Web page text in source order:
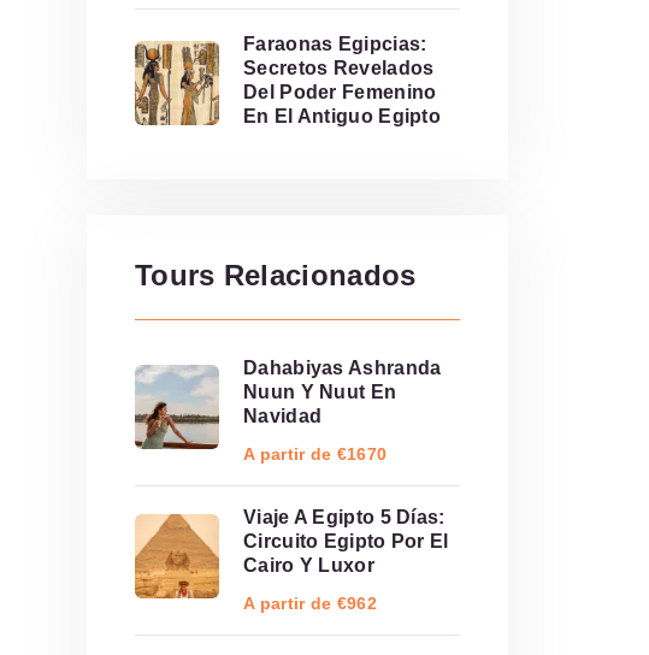
Faraonas Egipcias:
Secretos Revelados
Del Poder Femenino
En El Antiguo Egipto
Tours Relacionados
Dahabiyas Ashranda
Nuun Y Nuut En
Navidad
A partir de €1670
Viaje A Egipto 5 Días:
Circuito Egipto Por El
Cairo Y Luxor
A partir de €962